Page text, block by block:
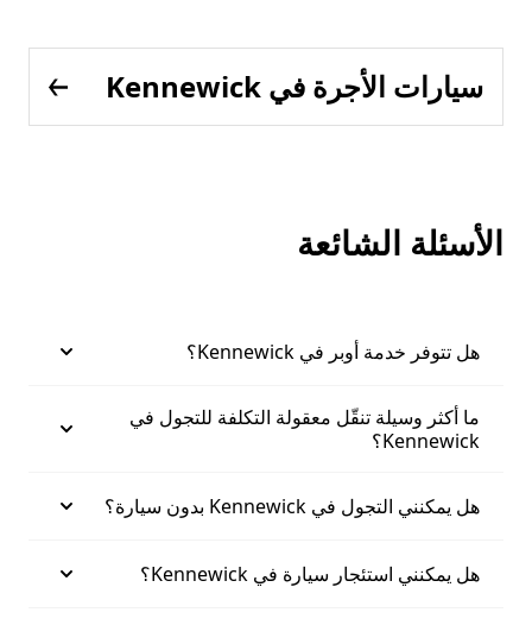
سيارات الأجرة في Kennewick
الأسئلة الشائعة
هل تتوفر خدمة أوبر في Kennewick؟
ما أكثر وسيلة تنقّل معقولة التكلفة للتجول في
Kennewick؟
هل يمكنني التجول في Kennewick بدون سيارة؟
هل يمكنني استئجار سيارة في Kennewick؟